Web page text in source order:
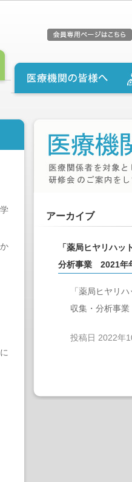
アーカイブ
「薬局ヒヤリハ
分析事業 2021年
「薬局ヒヤリ
収集・分析事
投稿日 2022年